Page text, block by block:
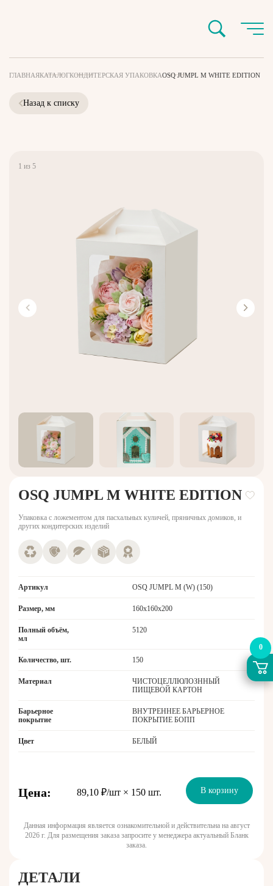
ГЛАВНАЯКАТАЛОГКОНДИТЕРСКАЯ УПАКОВКАOSQ JUMPL M WHITE EDITION
Назад к списку
OSQ JUMPL M WHITE EDITION
Упаковка с ложементом для пасхальных куличей, пряничных домиков, и
других кондитерских изделий
Артикул OSQ JUMPL M (W) (150)
Размер, мм 160x160x200
Полный объём,
мл
5120
Количество, шт. 150
Материал
ЧИСТОЦЕЛЛЮЛОЗННЫЙ
ПИЩЕВОЙ КАРТОН
Барьерное
покрытие
ВНУТРЕННЕЕ БАРЬЕРНОЕ
ПОКРЫТИЕ БОПП
Цвет БЕЛЫЙ
Цена: 89,10 ₽/шт × 150 шт. В корзину
Данная информация является ознакомительной и действительна на август
2026 г. Для размещения заказа запросите у менеджера актуальный Бланк
заказа.
1 из 5
ДЕТАЛИ
0